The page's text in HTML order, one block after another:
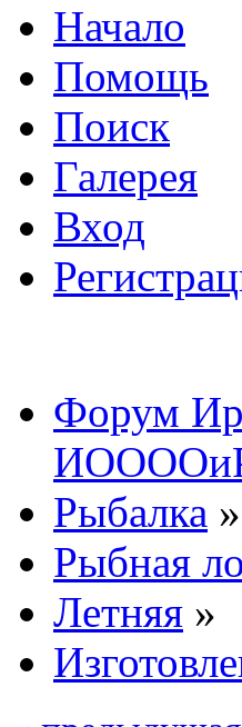
Начало
Помощь
Поиск
Галерея
Вход
Форум
Рыбалка »
Рыбная
Летняя »